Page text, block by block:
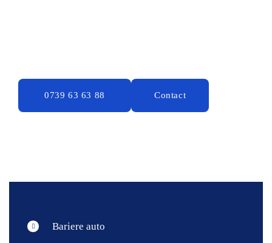
Bariere auto